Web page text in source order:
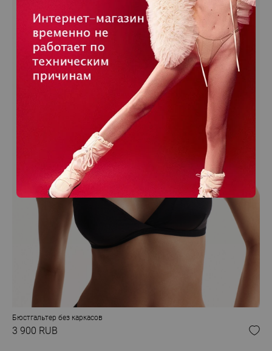
Бюстгальтер без каркасов
3 900 RUB